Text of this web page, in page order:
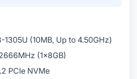
1305U (10MB, Up to 4.50GHz)
(1x8GB)
PCIe NVMe